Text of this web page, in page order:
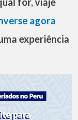
agora
experiência